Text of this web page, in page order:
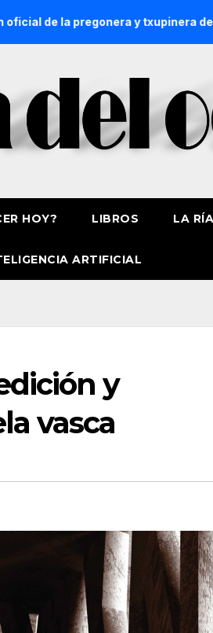
pregonera y txupinera de Aste
HOY? LIBROS LA
ARTIFICIAL
y
vasca